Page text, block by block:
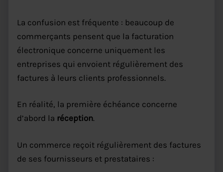
La confusion est fréquente : beaucoup de
commerçants pensent que la facturation
électronique concerne uniquement les
entreprises qui envoient régulièrement des
factures à leurs clients professionnels.
En réalité, la première échéance concerne
d’abord la réception.
Un commerce reçoit régulièrement des factures
de ses fournisseurs et prestataires :